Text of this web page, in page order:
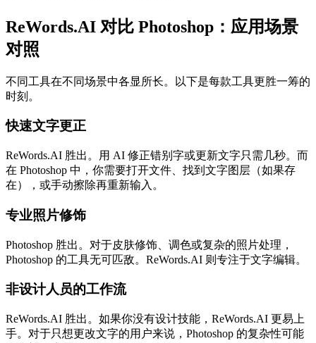
ReWords.AI 对比 Photoshop：应用场景
对照
不同工具在不同场景中各显所长。以下是每款工具更胜一筹的
时刻。
快速文字更正
ReWords.AI 胜出。用 AI 修正错别字或更新文字只需几秒。而
在 Photoshop 中，你需要打开文件、找到文字图层（如果存
在），或手动擦除再重新输入。
专业照片修饰
Photoshop 胜出。对于皮肤修饰、调色或复杂的照片处理，
Photoshop 的工具无可匹敌。ReWords.AI 则专注于文字编辑。
非设计人员的工作流
ReWords.AI 胜出。如果你没有设计技能，ReWords.AI 更易上
手。对于只想更改文字的用户来说，Photoshop 的复杂性可能